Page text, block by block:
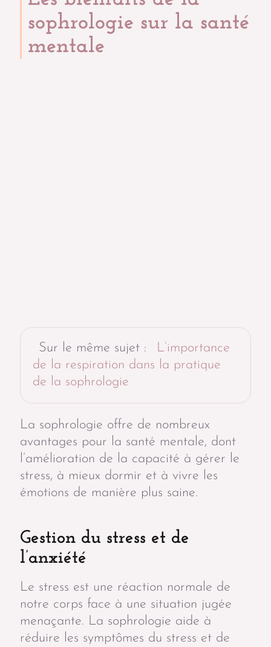
sophrologie sur la santé
mentale
Sur le même sujet :
L’importance
de la respiration dans la pratique
de la sophrologie
La sophrologie offre de nombreux
avantages pour la santé mentale, dont
l’amélioration de la capacité à gérer le
stress, à mieux dormir et à vivre les
émotions de manière plus saine.
Gestion du stress et de
l’anxiété
Le stress est une réaction normale de
notre corps face à une situation jugée
menaçante. La sophrologie aide à
réduire les symptômes du stress et de